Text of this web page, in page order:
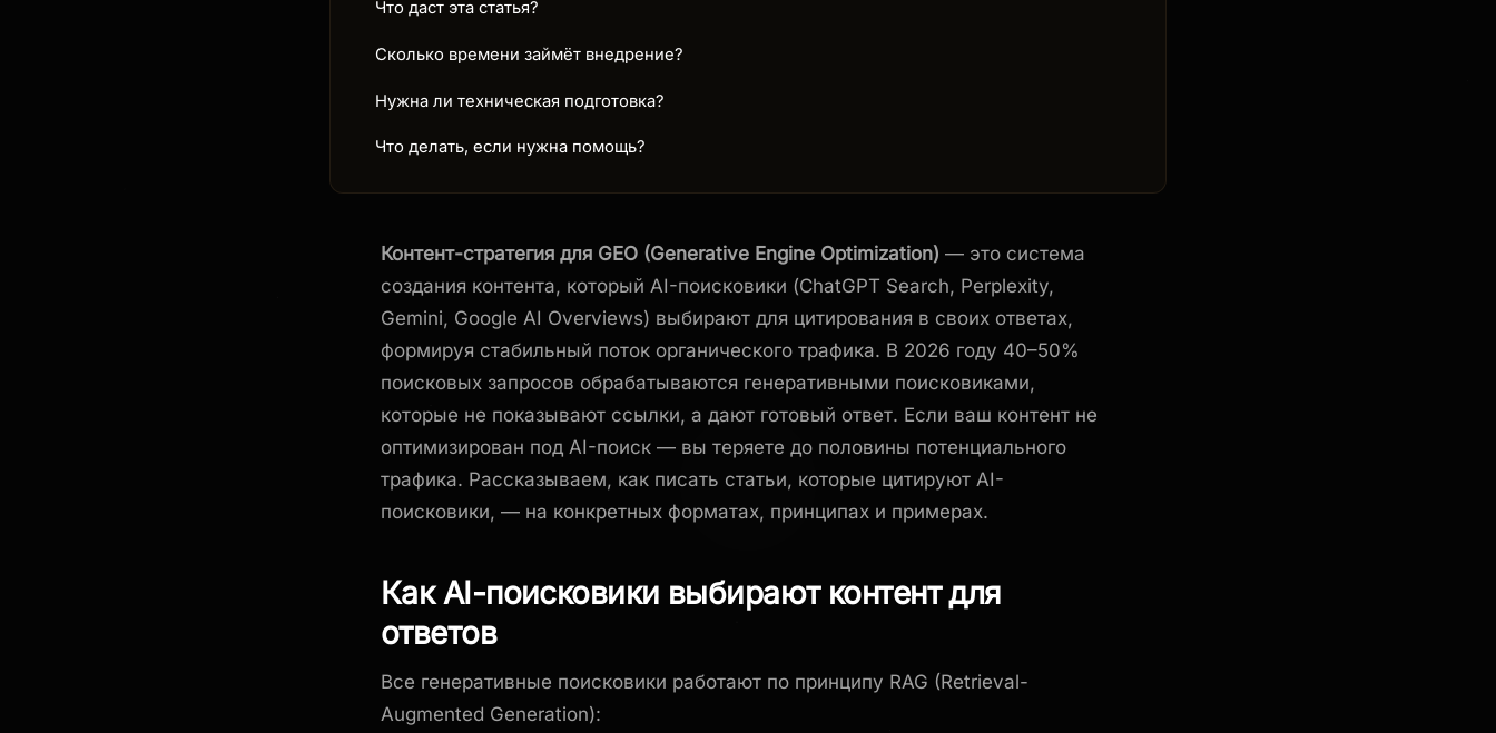
Что даст эта статья?
Сколько времени займёт внедрение?
Нужна ли техническая подготовка?
Что делать, если нужна помощь?
Контент-стратегия для GEO (Generative Engine Optimization) — это система
создания контента, который AI-поисковики (ChatGPT Search, Perplexity,
Gemini, Google AI Overviews) выбирают для цитирования в своих ответах,
формируя стабильный поток органического трафика. В 2026 году 40–50%
поисковых запросов обрабатываются генеративными поисковиками,
которые не показывают ссылки, а дают готовый ответ. Если ваш контент не
оптимизирован под AI-поиск — вы теряете до половины потенциального
трафика. Рассказываем, как писать статьи, которые цитируют AI-
поисковики, — на конкретных форматах, принципах и примерах.
Как AI-поисковики выбирают контент для
ответов
Все генеративные поисковики работают по принципу RAG (Retrieval-
Augmented Generation):